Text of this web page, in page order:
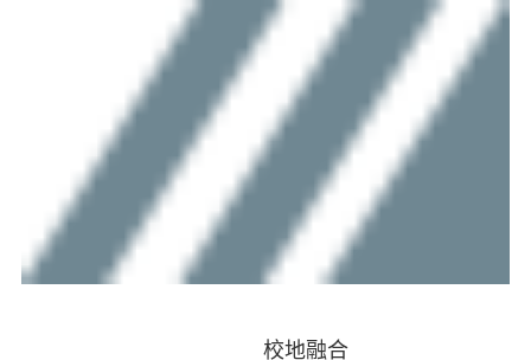
校地融合